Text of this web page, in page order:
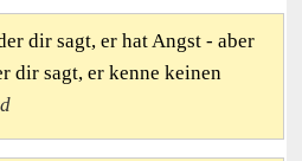
dir sagt, er hat Angst - aber
dir sagt, er kenne keinen